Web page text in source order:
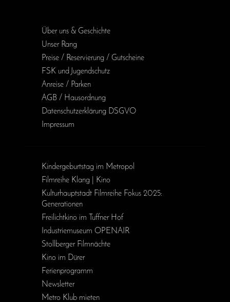
Über uns & Geschichte
Unser Rang
Preise / Reservierung / Gutscheine
FSK und Jugendschutz
Anreise / Parken
AGB / Haus­ordnung
Daten­schutz­erklärung DSGVO
Impressum
Kinder­geburts­tag im Metropol
Filmreihe Klang | Kino
Kulturhauptstadt Filmreihe Fokus 2025:
Generationen
Freilichtkino im Tuffner Hof
Industriemuseum OPENAIR
Stollberger Filmnächte
Kino im Dürer
Ferienprogramm
Newsletter
Metro Klub mieten